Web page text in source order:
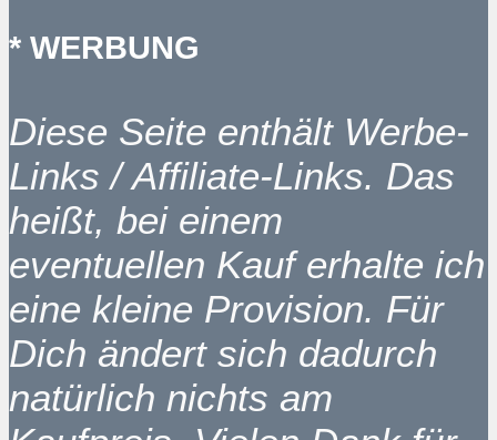
* WERBUNG
Diese Seite enthält Werbe-
Links / Affiliate-Links. Das
heißt, bei einem
eventuellen Kauf erhalte ich
eine kleine Provision. Für
Dich ändert sich dadurch
natürlich nichts am